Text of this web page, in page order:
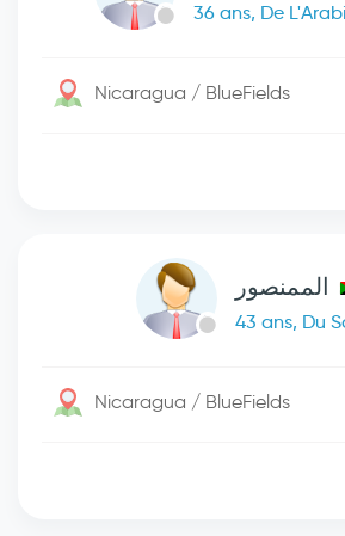
36 ans, De
Nicaragua / BlueFields
الممنصور
43 ans, Du
Nicaragua / BlueFields